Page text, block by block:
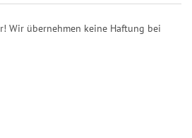
Wir übernehmen keine Haftung bei